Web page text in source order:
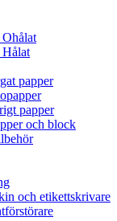
papper
papper
och block
och etikettskrivare